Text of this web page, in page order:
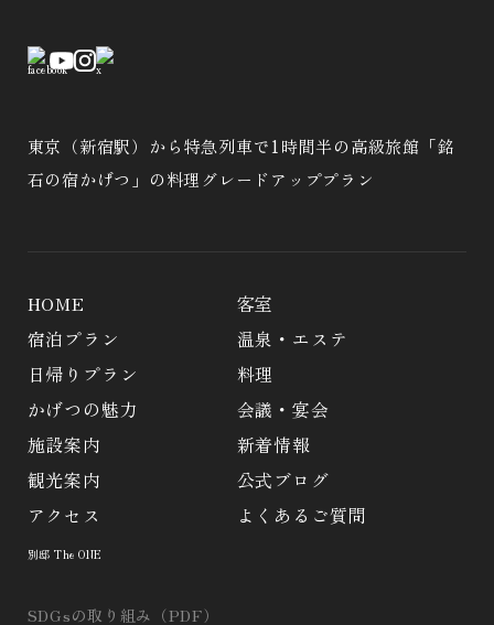
東京（新宿駅）から特急列車で1時間半の高級旅館「銘
石の宿かげつ」の料理グレードアッププラン
HOME
宿泊プラン
日帰りプラン
かげつの魅力
客室
温泉・エステ
料理
会議・宴会
施設案内
観光案内
アクセス
新着情報
公式ブログ
よくあるご質問
別邸 The ONE
SDGsの取り組み（PDF）